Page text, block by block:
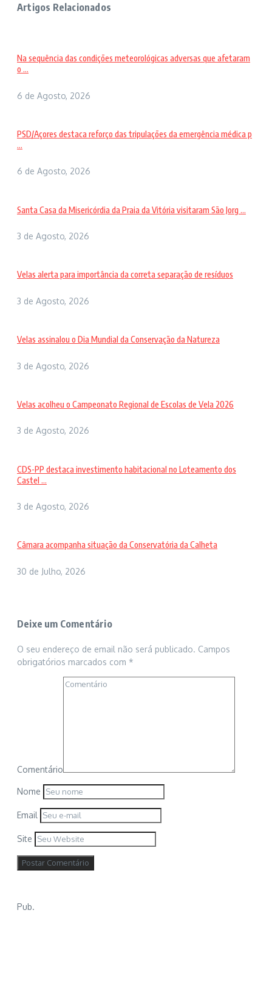
Artigos Relacionados
Na sequência das condições meteorológicas adversas que afetaram
o ...
6 de Agosto, 2026
PSD/Açores destaca reforço das tripulações da emergência médica p
...
6 de Agosto, 2026
Santa Casa da Misericórdia da Praia da Vitória visitaram São Jorg ...
3 de Agosto, 2026
Velas alerta para importância da correta separação de resíduos
3 de Agosto, 2026
Velas assinalou o Dia Mundial da Conservação da Natureza
3 de Agosto, 2026
Velas acolheu o Campeonato Regional de Escolas de Vela 2026
3 de Agosto, 2026
CDS-PP destaca investimento habitacional no Loteamento dos
Castel ...
3 de Agosto, 2026
Câmara acompanha situação da Conservatória da Calheta
30 de Julho, 2026
Deixe um Comentário
O seu endereço de email não será publicado. Campos
obrigatórios marcados com *
Comentário
Nome
Email
Site
Pub.